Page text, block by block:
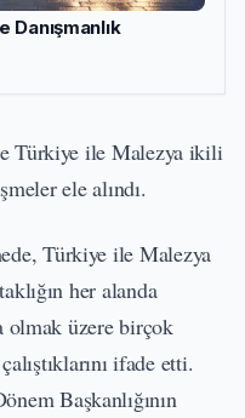
Türkiye ile Malezya ikili
ele alındı.
Türkiye ile Malezya
her alanda
olmak üzere birçok
ifade etti.
Başkanlığının